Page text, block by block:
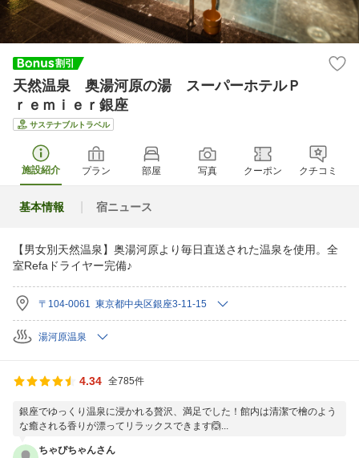
天然温泉 奥湯河原の湯 スーパーホテルＰ
ｒｅｍｉｅｒ銀座
サステナブルトラベル
施設紹介 プラン 部屋 写真 クーポン クチコミ
基本情報 宿ニュース
【男女別天然温泉】奥湯河原より毎日直送された温泉を使用。全
室Refaドライヤー完備♪
〒104-0061 東京都中央区銀座3-11-15
湯河原温泉
4.34 全785件
銀座でゆっくり温泉に浸かれる贅沢、満足でした！館内は清潔で檜のよう
な癒される香りが漂ってリラックスできます🙆...
ちゃぴちゃんさん